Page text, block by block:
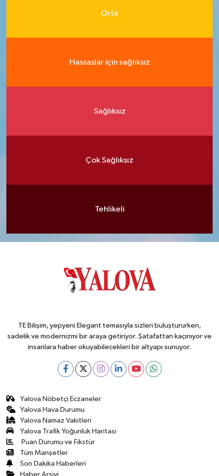
Orta
Hassaslar için sağlıksız
Sağlıksız
Çok Sağlıksız
Tehlikeli
TE Bilişim, yepyeni Elegant temasıyla sizleri buluştururken,
sadelik ve modernizmi bir araya getiriyor. Şatafattan kaçınıyor ve
insanlara haber okuyabilecekleri bir altyapı sunuyor.
Yalova Nöbetçi Eczaneler
Yalova Hava Durumu
Yalova Namaz Vakitleri
Yalova Trafik Yoğunluk Haritası
Puan Durumu ve Fikstür
Tüm Manşetler
Son Dakika Haberleri
Haber Arşivi